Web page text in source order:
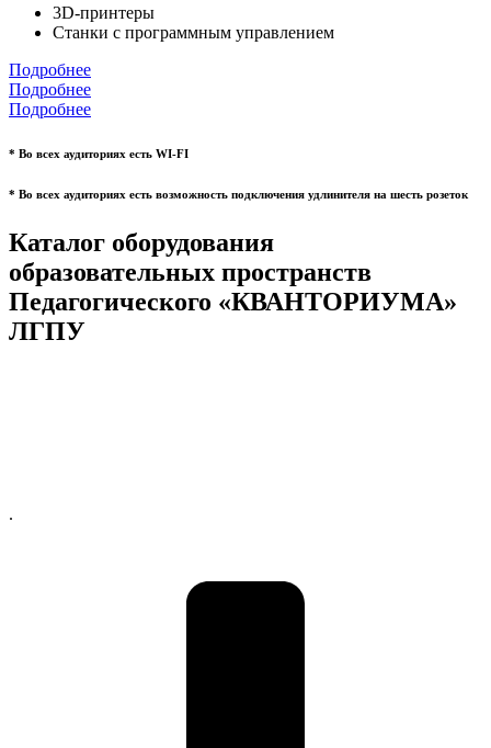
3D-принтеры
Станки с программным управлением
Подробнее
Подробнее
Подробнее
* Во всех аудиториях есть WI-FI
* Во всех аудиториях есть возможность подключения удлинителя на шесть розеток
Каталог оборудования
образовательных пространств
Педагогического «КВАНТОРИУМА»
ЛГПУ
.